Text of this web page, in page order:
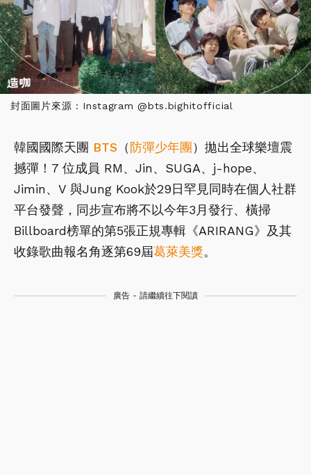
封面圖片來源 : Instagram @bts.bighitofficial
韓國國際天團 BTS （防彈少年團）拋出全球樂壇震
撼彈！7 位成員 RM、Jin、SUGA、j-hope、
Jimin、V 與Jung Kook於29日罕見同時在個人社群
平台發聲，同步宣布將不以今年3月發行、橫掃
Billboard榜單的第5張正規專輯《ARIRANG》及其
收錄歌曲報名角逐第69屆葛萊美獎。
廣告 - 請繼續往下閱讀